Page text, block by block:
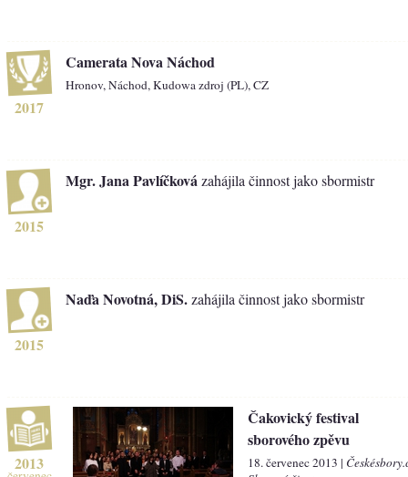
2017
Camerata Nova Náchod
Hronov, Náchod, Kudowa zdroj (PL), CZ
2015
Mgr. Jana Pavlíčková zahájila činnost jako sbormistr
2015
Naďa Novotná, DiS.zahájila činnost jako sbormistr
2013
Čakovický festival
sborového zpěvu
18. červenec 2013 |